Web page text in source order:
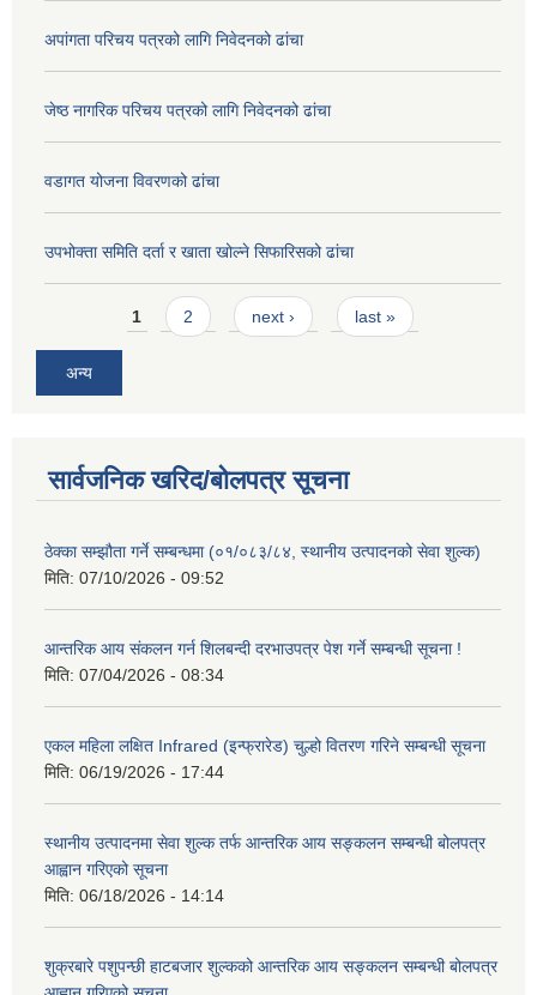
अपांगता परिचय पत्रको लागि निवेदनको ढांचा
जेष्ठ नागरिक परिचय पत्रको लागि निवेदनको ढांचा
वडागत योजना विवरणको ढांचा
उपभोक्ता समिति दर्ता र खाता खोल्ने सिफारिसको ढांचा
Pages1 2 next › last »
अन्य
सार्वजनिक खरिद/बोलपत्र सूचना
ठेक्का सम्झौता गर्ने सम्बन्धमा (०१/०८३/८४, स्थानीय उत्पादनको सेवा शुल्क)
मिति: 07/10/2026 - 09:52
आन्तरिक आय संकलन गर्न शिलबन्दी दरभाउपत्र पेश गर्ने सम्बन्धी सूचना !
मिति: 07/04/2026 - 08:34
एकल महिला लक्षित Infrared (इन्फ्रारेड) चुल्हो वितरण गरिने सम्बन्धी सूचना
मिति: 06/19/2026 - 17:44
स्थानीय उत्पादनमा सेवा शुल्क तर्फ आन्तरिक आय सङ्कलन सम्बन्धी बोलपत्र
आह्वान गरिएको सूचना
मिति: 06/18/2026 - 14:14
शुक्रबारे पशुपन्छी हाटबजार शुल्कको आन्तरिक आय सङ्कलन सम्बन्धी बोलपत्र